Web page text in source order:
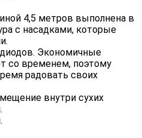
4,5 метров выполнена в
с насадками, которые
Экономичные
со временем, поэтому
радовать своих
внутри сухих